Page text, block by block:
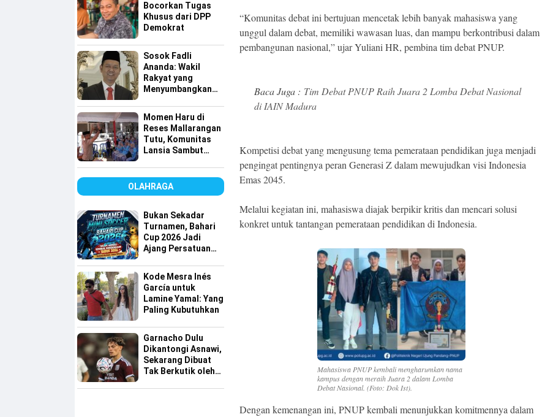
Bocorkan Tugas
Khusus dari DPP
Demokrat
Sosok Fadli
Ananda: Wakil
Rakyat yang
Menyumbangkan
Kurang Mampu
Momen Haru di
Reses Mallarangan
Tutu, Komunitas
Lansia Sambut
OLAHRAGA
Bukan Sekadar
Turnamen, Bahari
Cup 2026 Jadi
Ajang Persatuan
Sinjai
Kode Mesra Inés
García untuk
Lamine Yamal: Yang
Paling Kubutuhkan
Garnacho Dulu
Dikantongi Asnawi,
Sekarang Dibuat
Tak Berkutik oleh
“Komunitas debat ini bertujuan mencetak lebih banyak mahasiswa yang
unggul dalam debat, memiliki wawasan luas, dan mampu berkontribusi dalam
pembangunan nasional,” ujar Yuliani HR, pembina tim debat PNUP.
Baca Juga : Tim Debat PNUP Raih Juara 2 Lomba Debat Nasional
di IAIN Madura
Kompetisi debat yang mengusung tema pemerataan pendidikan juga menjadi
pengingat pentingnya peran Generasi Z dalam mewujudkan visi Indonesia
Emas 2045.
Melalui kegiatan ini, mahasiswa diajak berpikir kritis dan mencari solusi
konkret untuk tantangan pemerataan pendidikan di Indonesia.
Mahasiswa PNUP kembali mengharumkan nama
kampus dengan meraih Juara 2 dalam Lomba
Debat Nasional. (Foto: Dok Ist).
Dengan kemenangan ini, PNUP kembali menunjukkan komitmennya dalam